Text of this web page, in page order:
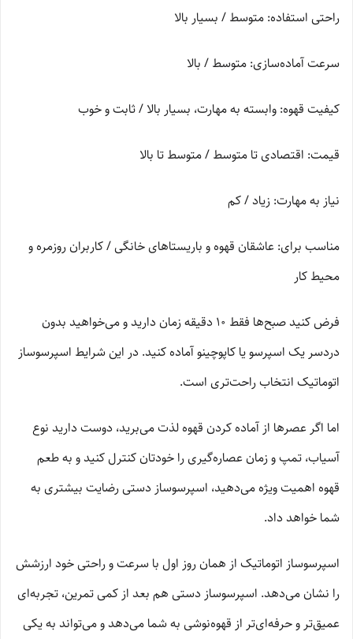
راحتی استفاده: متوسط / بسیار بالا
سرعت آماده‌سازی: متوسط / بالا
کیفیت قهوه: وابسته به مهارت، بسیار بالا / ثابت و خوب
قیمت: اقتصادی تا متوسط / متوسط تا بالا
نیاز به مهارت: زیاد / کم
مناسب برای: عاشقان قهوه و باریستاهای خانگی / کاربران روزمره و
محیط کار
فرض کنید صبح‌ها فقط 10 دقیقه زمان دارید و می‌خواهید بدون
دردسر یک اسپرسو یا کاپوچینو آماده کنید. در این شرایط اسپرسوساز
اتوماتیک انتخاب راحت‌تری است.
اما اگر عصرها از آماده کردن قهوه لذت می‌برید، دوست دارید نوع
آسیاب، تمپ و زمان عصاره‌گیری را خودتان کنترل کنید و به طعم
قهوه اهمیت ویژه می‌دهید، اسپرسوساز دستی رضایت بیشتری به
شما خواهد داد.
اسپرسوساز اتوماتیک از همان روز اول با سرعت و راحتی خود ارزشش
را نشان می‌دهد. اسپرسوساز دستی هم بعد از کمی تمرین، تجربه‌ای
عمیق‌تر و حرفه‌ای‌تر از قهوه‌نوشی به شما می‌دهد و می‌تواند به یکی